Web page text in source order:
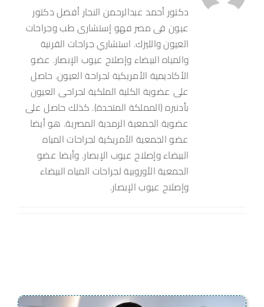
دكتور أحمد عبدالرحمن النجار أفضل دكتور
عيون فى مصر فهو إستشارى طب وجراحات
العيون والليزك. استشاري جراحات القرنية
والمياه البيضاء وإصلاح عيوب الإبصار. عضو
الأكاديمية الأمريكية لجراحة العيون. حاصل
على عضوية الكلية الملكية لجراحى العيون
بأدنبره (المملكة المتحدة). كذلك حاصل على
عضوية الجمعية الرمدية المصرية. هو أيضا
عضو الجمعية الأمريكية لجراحات المياه
البيضاء وإصلاح عيوب الإبصار. وأيضا عضو
الجمعية الأوروبية لجراحات المياه البيضاء
وإصلاح عيوب الإبصار.